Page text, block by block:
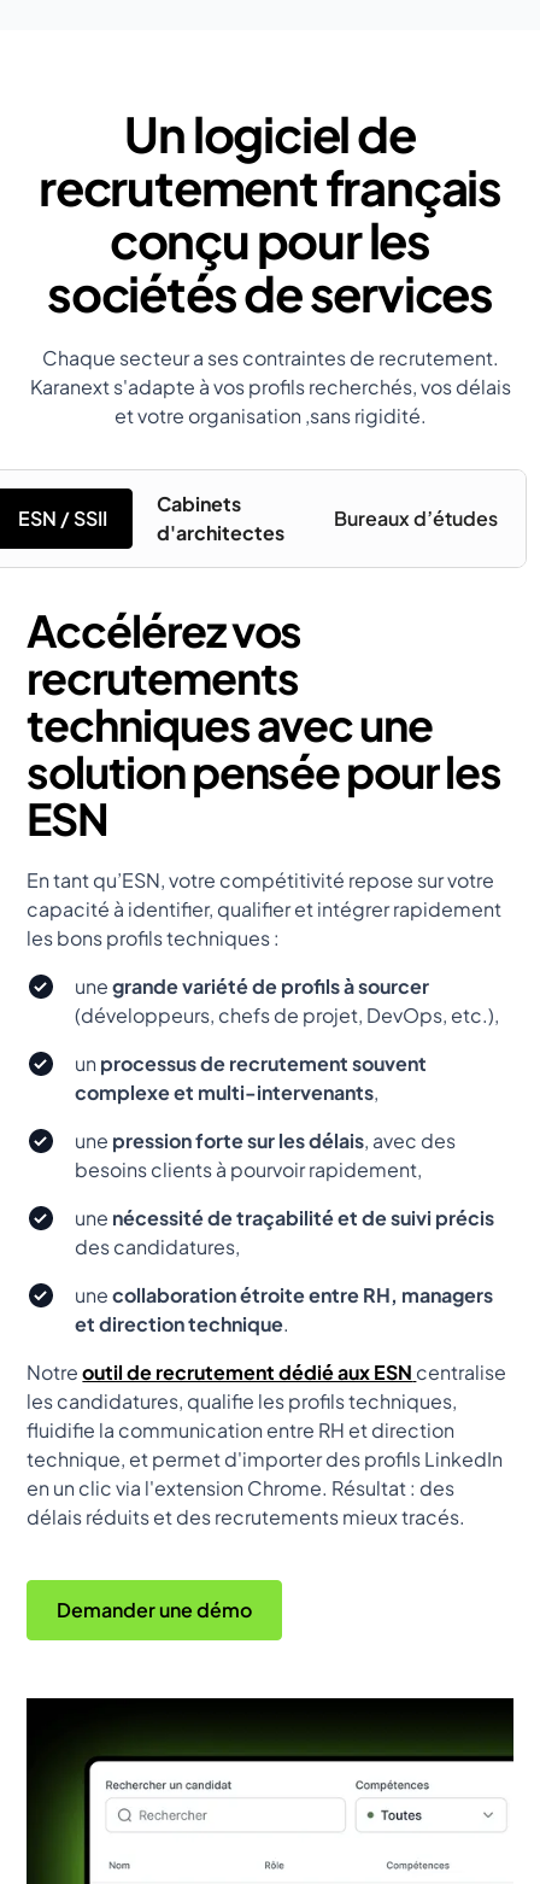
Un logiciel de
recrutement français
conçu pour les
sociétés de services
Chaque secteur a ses contraintes de recrutement.
Karanext s'adapte à vos profils recherchés, vos délais
et votre organisation ,sans rigidité.
ESN / SSII
Cabinets
d'architectes
Bureaux d’études
Accélérez vos
recrutements
techniques avec une
solution pensée pour les
ESN
En tant qu’ESN, votre compétitivité repose sur votre
capacité à identifier, qualifier et intégrer rapidement
les bons profils techniques :
unegrande variété de profils à sourcer
(développeurs, chefs de projet, DevOps, etc.),
un processus de recrutement souvent
complexe et multi-intervenants,
une pression forte sur les délais, avec des
besoins clients à pourvoir rapidement,
une nécessité de traçabilité et de suivi précis
des candidatures,
unecollaboration étroite entre RH, managers
et direction technique.
Notreoutil de recrutement dédié aux ESN centralise
les candidatures, qualifie les profils techniques,
fluidifie la communication entre RH et direction
technique, et permet d'importer des profils LinkedIn
en un clic via l'extension Chrome. Résultat : des
délais réduits et des recrutements mieux tracés.
Demander une démo